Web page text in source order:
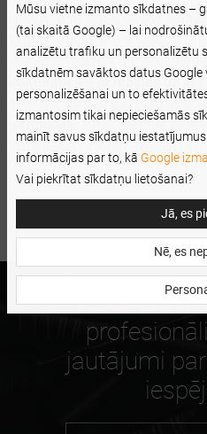
Vispirms uzklājiet uz
tam pārklājiet tos ar optimālu
paņemiet ķemmi un,
saķemmējiet skropstas uz ar
tam izmantojot ķemmes galu
skropstas. Tālāk sekojiet
laminēšanas turpmākajiem
Esi
jautājumi
Mūsu vietne izmanto sīkdatnes –
(tai skaitā Google) – lai
analizētu trafiku un personalizētu
sīkdatnēm savāktos datus
personalizēšanai un to
izmantosim tikai nepieciešamās
mainīt savus sīkdatņu
informācijas par to, kā Google
Vai piekrītat sīkdatņu lietošanai?
Jā, es
Nē, es